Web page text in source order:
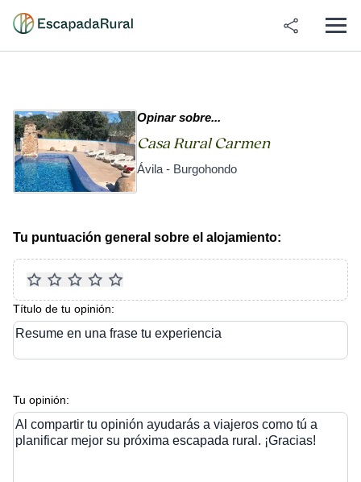
Opinar sobre...
Casa Rural Carmen
Ávila - Burgohondo
Tu puntuación general sobre el alojamiento:
Título de tu opinión:
Resume en una frase tu experiencia
Tu opinión:
Al compartir tu opinión ayudarás a viajeros como tú a
planificar mejor su próxima escapada rural. ¡Gracias!